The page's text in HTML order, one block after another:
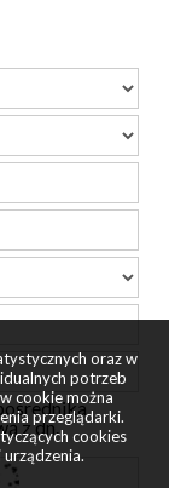
z dn.
oraz w
potrzeb
cookie można
przeglądarki.
cookies